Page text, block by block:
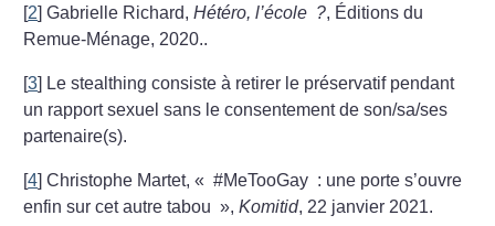
[2]Gabrielle Richard,Hétéro, l’école ?, Éditions du
Remue-Ménage, 2020..
[3] Le stealthing consiste à retirer le préservatif pendant
un rapport sexuel sans le consentement de son/sa/ses
partenaire(s).
[4]Christophe Martet, « #MeTooGay : une porte s’ouvre
enfin sur cet autre tabou »,Komitid, 22 janvier 2021.